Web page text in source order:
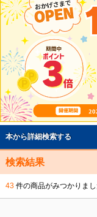
本から詳細検索する
検索結果
43件の商品がみつかりまし